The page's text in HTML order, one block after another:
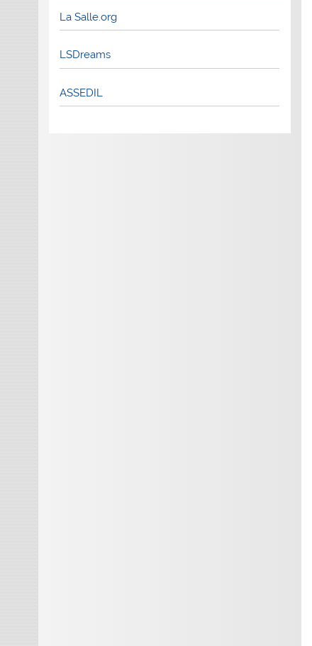
La Salle.org
LSDreams
ASSEDIL